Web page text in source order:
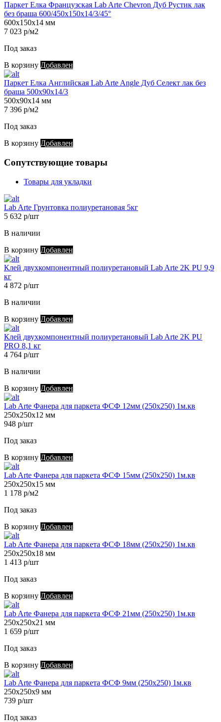
Паркет Елка Французская Lab Arte Chevron Дуб Рустик лак
без браша 600/450х150х14/3/45°
600х150х14 мм
7 023 р/м2
Под заказ
В корзину Добавлен
Паркет Елка Английская Lab Arte Angle Дуб Селект лак без
браша 500х90х14/3
500х90х14 мм
7 396 р/м2
Под заказ
В корзину Добавлен
Сопутствующие товары
Товары для укладки
Lab Arte Грунтовка полиуретановая 5кг
5 632 р/шт
В наличии
В корзину Добавлен
Клей двухкомпонентный полиуретановый Lab Arte 2K PU 9,9
кг
4 872 р/шт
В наличии
В корзину Добавлен
Клей двухкомпонентный полиуретановый Lab Arte 2K PU
PRO 8,1 кг
4 764 р/шт
В наличии
В корзину Добавлен
Lab Arte Фанера для паркета ФСФ 12мм (250х250) 1м.кв
250х250х12 мм
948 р/шт
Под заказ
В корзину Добавлен
Lab Arte Фанера для паркета ФСФ 15мм (250х250) 1м.кв
250х250х15 мм
1 178 р/м2
Под заказ
В корзину Добавлен
Lab Arte Фанера для паркета ФСФ 18мм (250х250) 1м.кв
250х250х18 мм
1 413 р/шт
Под заказ
В корзину Добавлен
Lab Arte Фанера для паркета ФСФ 21мм (250х250) 1м.кв
250х250х21 мм
1 659 р/шт
Под заказ
В корзину Добавлен
Lab Arte Фанера для паркета ФСФ 9мм (250х250) 1м.кв
250х250х9 мм
739 р/шт
Под заказ